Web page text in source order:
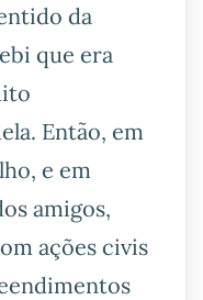
da
que era
Então, em
e em
amigos,
ações civis